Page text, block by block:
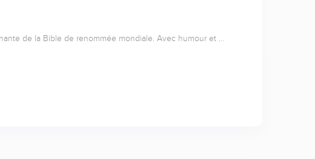
de la Bible de renommée mondiale. Avec humour et …